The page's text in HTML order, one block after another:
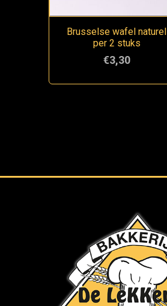
Brusselse wafel naturel
per 2 stuks
€3,30